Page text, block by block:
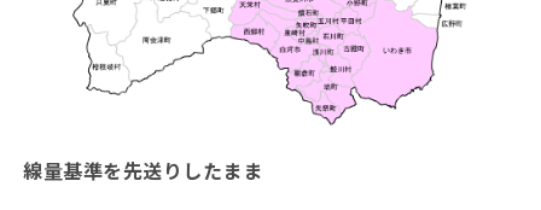
線量基準を先送りしたまま